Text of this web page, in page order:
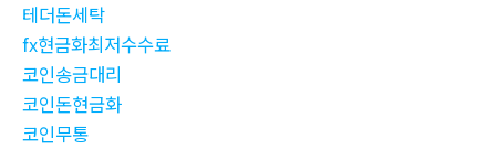
테더돈세탁
fx현금화최저수수료
코인송금대리
코인돈현금화
코인무통